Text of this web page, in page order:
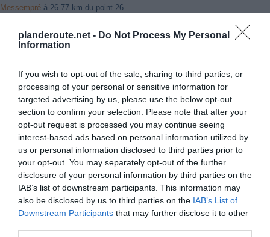
planderoute.net - Do Not Process My Personal
Information
If you wish to opt-out of the sale, sharing to third parties, or
processing of your personal or sensitive information for
targeted advertising by us, please use the below opt-out
section to confirm your selection. Please note that after your
opt-out request is processed you may continue seeing
interest-based ads based on personal information utilized by
us or personal information disclosed to third parties prior to
your opt-out. You may separately opt-out of the further
disclosure of your personal information by third parties on the
IAB’s list of downstream participants. This information may
also be disclosed by us to third parties on the IAB’s List of
Downstream Participants that may further disclose it to other
Messempré à 26.77 km du point 26
Villers-Cernayà 5.50 km du point 30
Franchevalà 7.00 km du point 30
La Moncelle
à 0.42 km du point 31
à 2.28 km du point 31
Wadelincourt à 2.15 km du point 34
à 0.19 km du point 34
à 2.13 km du point 36
Glaire-et-Villette
à 2.18 km du point 43
Facebook Partager cette voie
Itinéraire